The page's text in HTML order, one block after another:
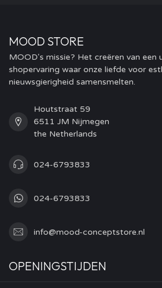
MOOD STORE
MOOD's missie? Het creëren van een
shopervaring waar onze liefde voor
nieuwsgierigheid samensmelten.
Houtstraat 59
6511 JM Nijmegen
the Netherlands
024-6793833
024-6793833
info@mood-conceptstore.nl
OPENINGSTIJDEN